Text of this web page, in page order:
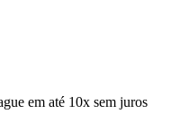
em até 10x sem juros